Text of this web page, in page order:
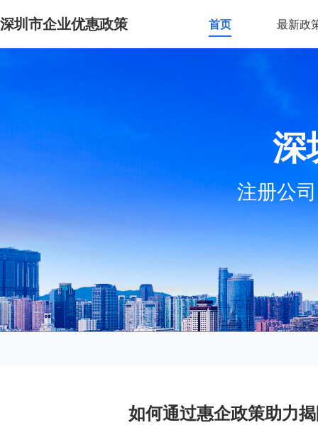
深圳市企业优惠政策 首页 最新政
深
注册公
如何通过惠企政策助力